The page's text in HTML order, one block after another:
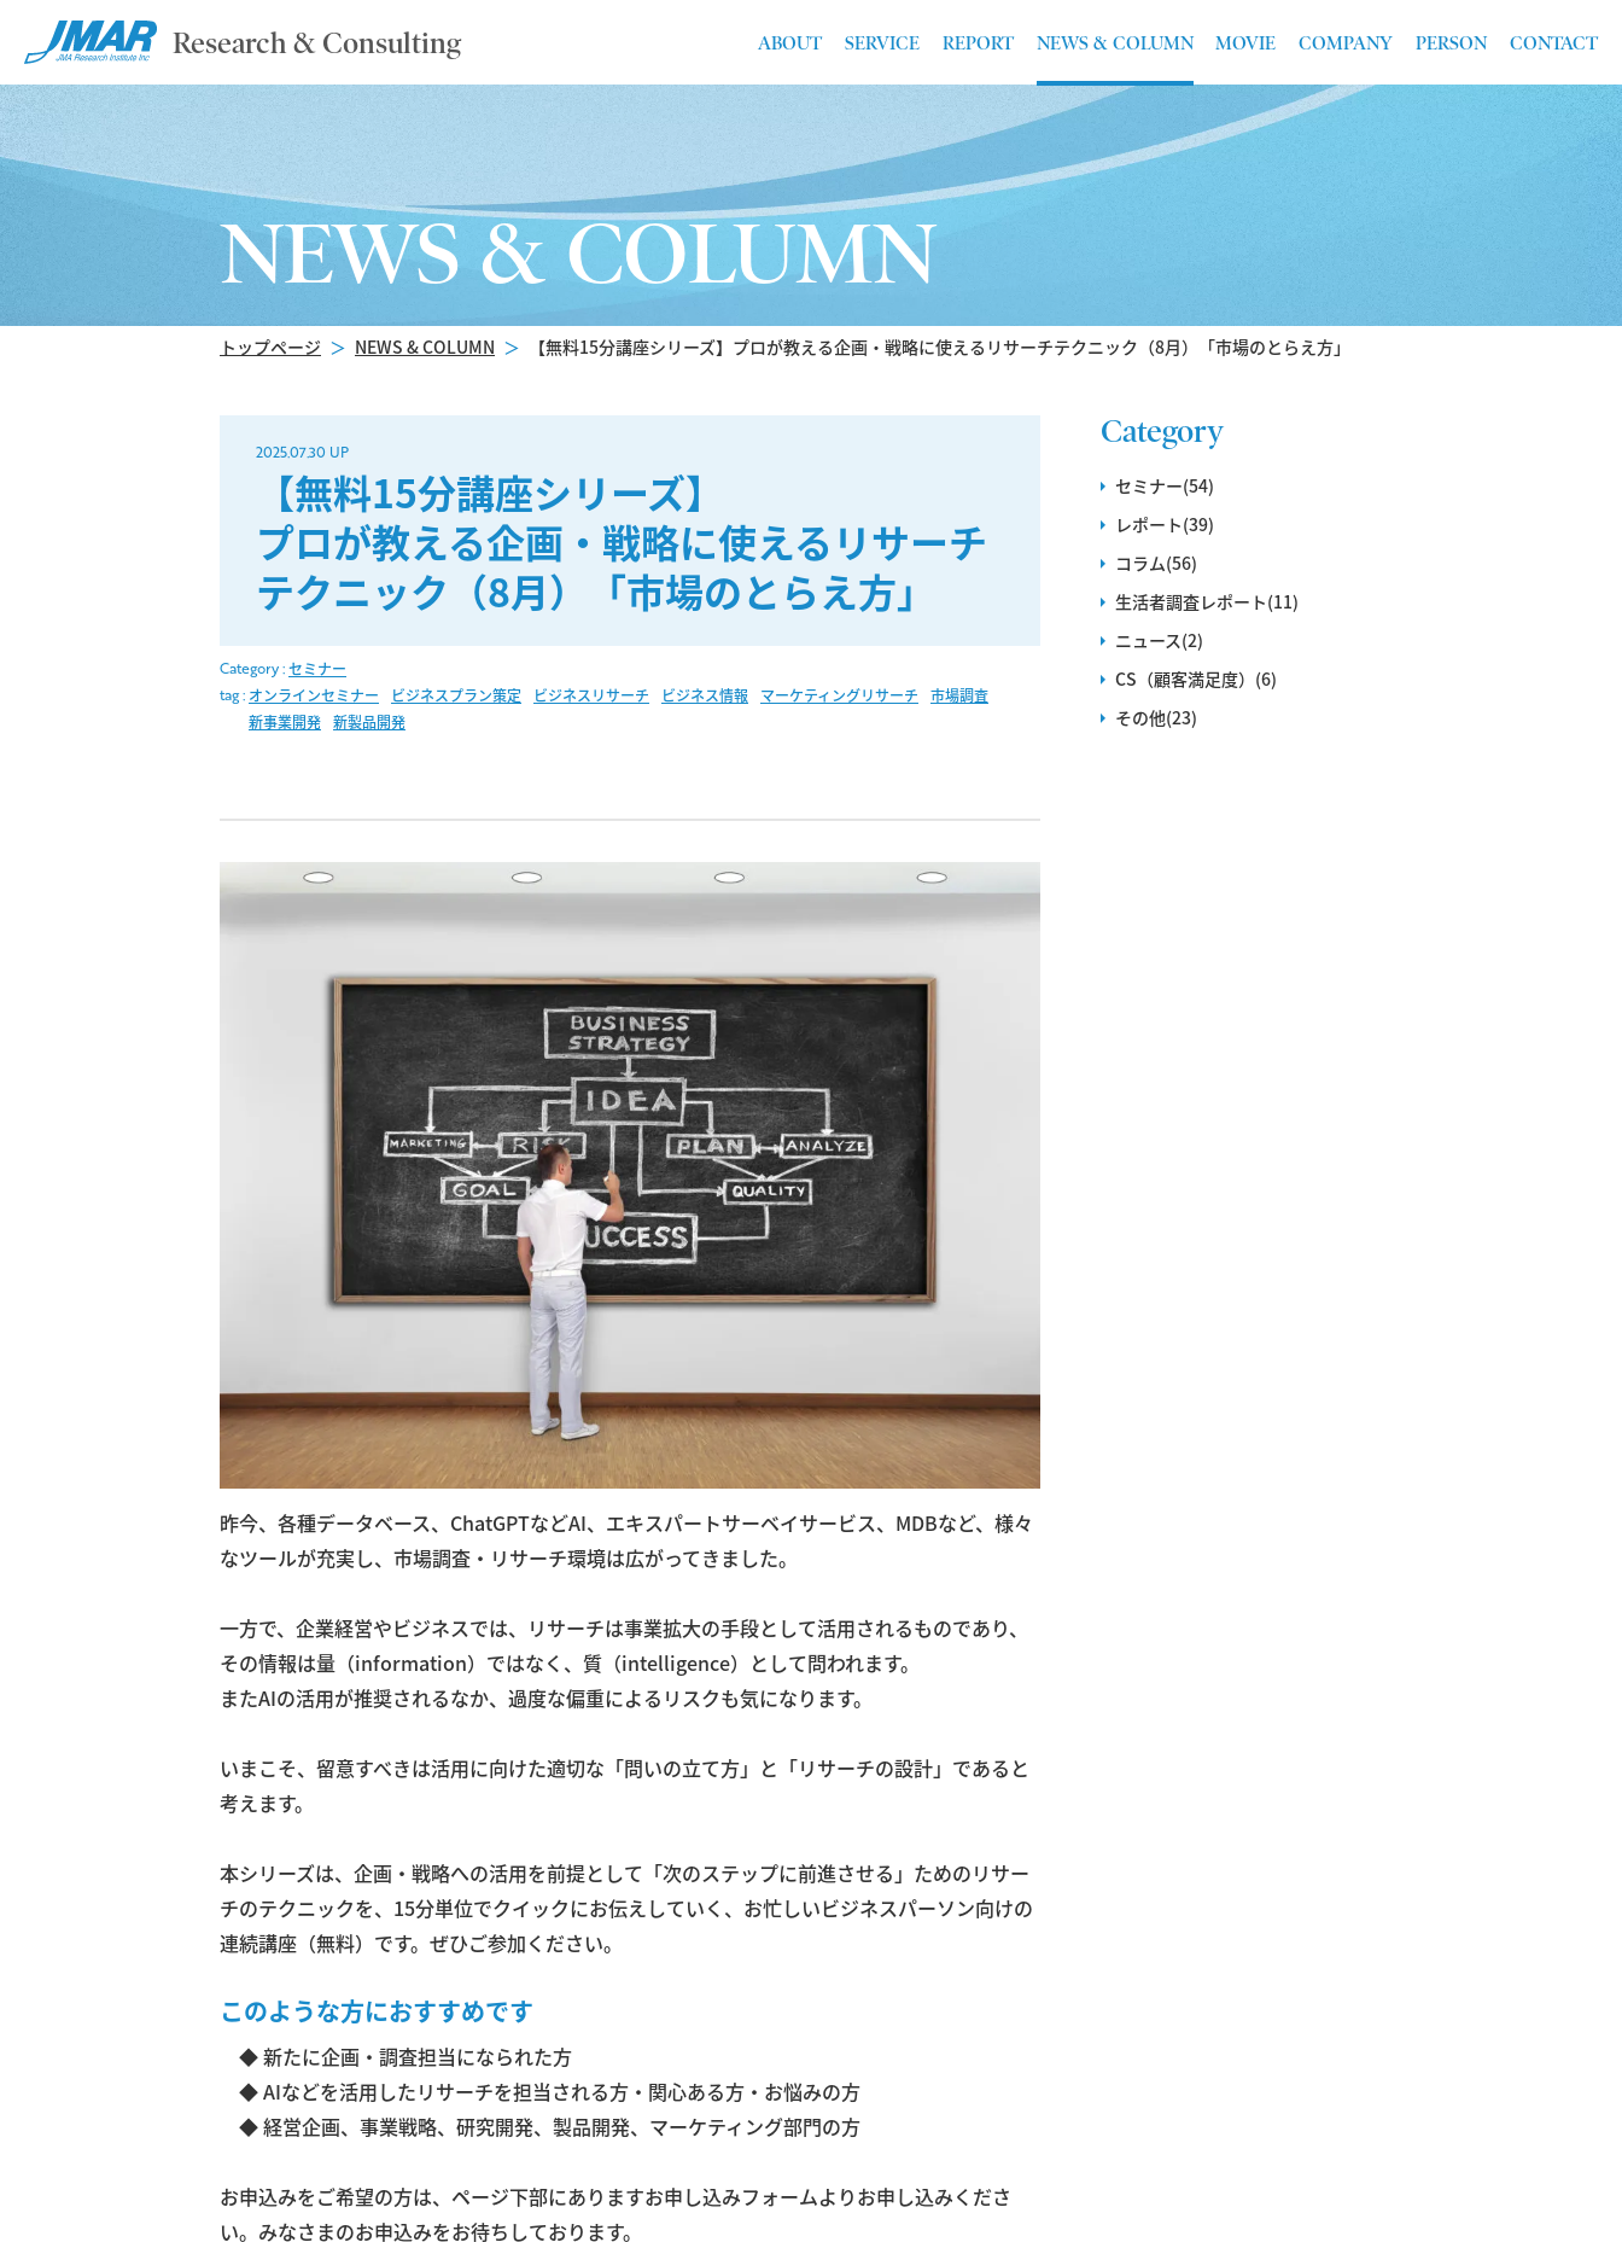
Research & Consulting ABOUT SERVICE REPORT NEWS & COLUMN MOVIE COMPANY PERSON CONTACT
NEWS & COLUMN
トップページ ＞ NEWS & COLUMN ＞ 【無料15分講座シリーズ】プロが教える企画・戦略に使えるリサーチテクニック（8月）「市場のとらえ方」
2025.07.30 UP
【無料15分講座シリーズ】
プロが教える企画・戦略に使えるリサーチ
テクニック（8月）「市場のとらえ方」
Category :セミナー
tag : オンラインセミナー ビジネスプラン策定 ビジネスリサーチ ビジネス情報 マーケティングリサーチ
市場調査
新事業開発 新製品開発
昨今、各種データベース、ChatGPTなどAI、エキスパートサーベイサービス、MDBなど、様々
なツールが充実し、市場調査・リサーチ環境は広がってきました。
一方で、企業経営やビジネスでは、リサーチは事業拡大の手段として活用されるものであり、
その情報は量（information）ではなく、質（intelligence）として問われます。
またAIの活用が推奨されるなか、過度な偏重によるリスクも気になります。
いまこそ、留意すべきは活用に向けた適切な「問いの立て方」と「リサーチの設計」であると
考えます。
本シリーズは、企画・戦略への活用を前提として「次のステップに前進させる」ためのリサー
チのテクニックを、15分単位でクイックにお伝えしていく、お忙しいビジネスパーソン向けの
連続講座（無料）です。ぜひご参加ください。
このような方におすすめです
◆ 新たに企画・調査担当になられた方
◆ AIなどを活用したリサーチを担当される方・関心ある方・お悩みの方
◆ 経営企画、事業戦略、研究開発、製品開発、マーケティング部門の方
お申込みをご希望の方は、ページ下部にありますお申し込みフォームよりお申し込みくださ
い。みなさまのお申込みをお待ちしております。
Category
セミナー(54)
レポート(39)
コラム(56)
生活者調査レポート(11)
ニュース(2)
CS（顧客満足度）(6)
その他(23)